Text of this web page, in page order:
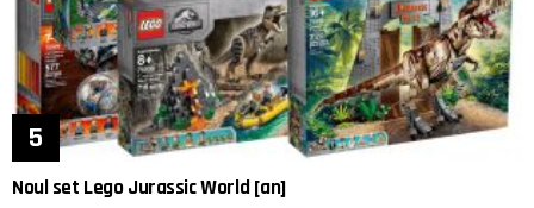
Noul set Lego Jurassic World [an]